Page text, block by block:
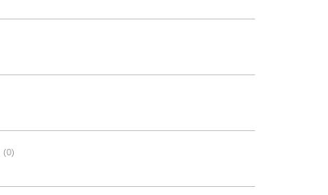
(0)